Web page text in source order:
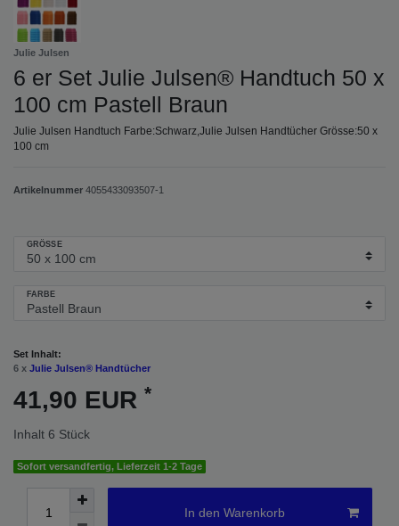
Julie Julsen
6 er Set Julie Julsen® Handtuch 50 x
100 cm Pastell Braun
Julie Julsen Handtuch Farbe:Schwarz,Julie Julsen Handtücher Grösse:50 x
100 cm
Artikelnummer 4055433093507-1
GRÖSSE
FARBE
Set Inhalt:
6 x Julie Julsen® Handtücher
41,90 EUR *
Inhalt 6 Stück
Sofort versandfertig, Lieferzeit 1-2 Tage
In den Warenkorb